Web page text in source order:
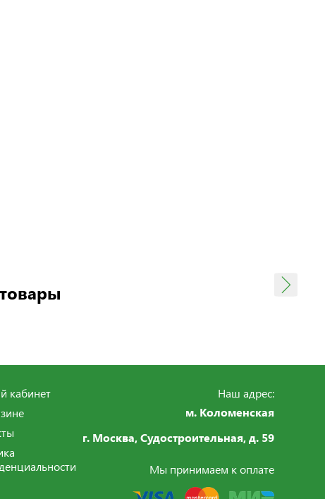
кабинет
Наш адрес:
м. Коломенская
г. Москва, Судостроительная,д. 59
Мы принимаем к оплате